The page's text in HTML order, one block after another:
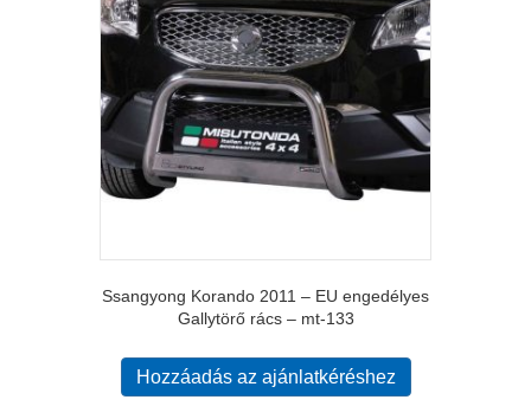
Ssangyong Korando 2011 – EU engedélyes
Gallytörő rács – mt-133
Hozzáadás az ajánlatkéréshez